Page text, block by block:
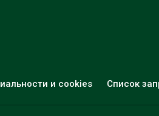
и cookies Список